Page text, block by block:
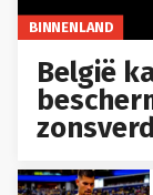
BINNENLAND
België